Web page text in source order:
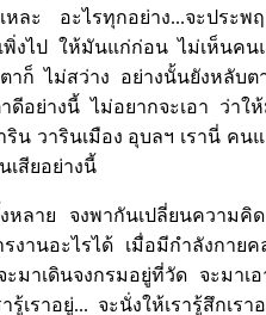
หละ อะไรทุกอย่าง...จะประ
งไป ให้มันแก่ก่อน ไม่เห็นคน
ก็ ไม่สว่าง อย่างนั้นยังหลับต
ดีอย่างนี้ ไม่อยากจะเอา ว่า
ริน วารินเมือง อุบลฯ เรานี่ ค
เสียอย่างนี้
ลาย จงพากันเปลี่ยนความคิ
รงานอะไรได้ เมื่อมีกำลังกา
มาเดินจงกรมอยู่ที่วัด จะมา
รู้เราอยู่... จะนั่งให้เรารู้สึกเร